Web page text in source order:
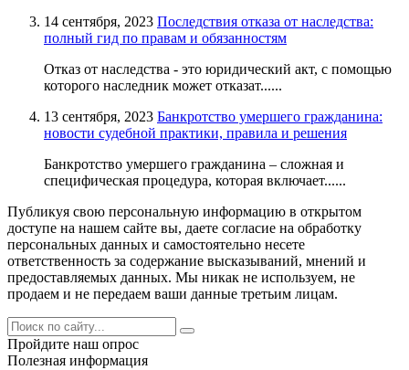
14 сентября, 2023 Последствия отказа от наследства:
полный гид по правам и обязанностям
Отказ от наследства - это юридический акт, с помощью
которого наследник может отказат......
13 сентября, 2023 Банкротство умершего гражданина:
новости судебной практики, правила и решения
Банкротство умершего гражданина – сложная и
специфическая процедура, которая включает......
Публикуя свою персональную информацию в открытом
доступе на нашем сайте вы, даете согласие на обработку
персональных данных и самостоятельно несете
ответственность за содержание высказываний, мнений и
предоставляемых данных. Мы никак не используем, не
продаем и не передаем ваши данные третьим лицам.
Пройдите наш опрос
Полезная информация